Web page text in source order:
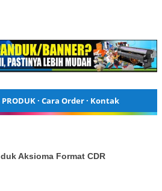
PRODUK· Cara Order· Kontak
Aksioma Format CDR